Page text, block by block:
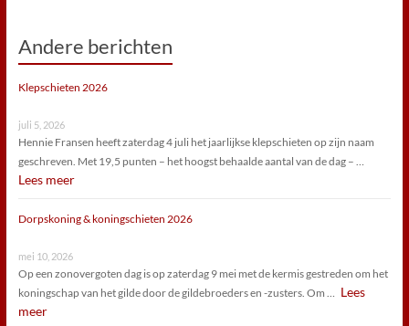
Andere berichten
Klepschieten 2026
juli 5, 2026
Hennie Fransen heeft zaterdag 4 juli het jaarlijkse klepschieten op zijn naam
geschreven. Met 19,5 punten – het hoogst behaalde aantal van de dag – …
Lees meer
Dorpskoning & koningschieten 2026
mei 10, 2026
Op een zonovergoten dag is op zaterdag 9 mei met de kermis gestreden om het
koningschap van het gilde door de gildebroeders en -zusters. Om …
Lees
meer